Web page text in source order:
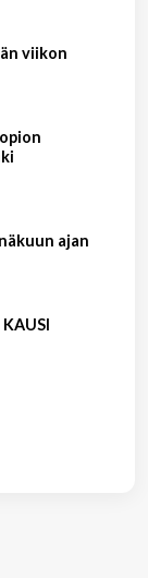
viikon
ajan